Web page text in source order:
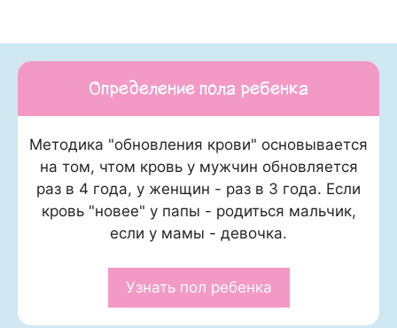
Определение пола ребенка
Методика "обновления крови" основывается
на том, чтом кровь у мужчин обновляется
раз в 4 года, у женщин - раз в 3 года. Если
кровь "новее" у папы - родиться мальчик,
если у мамы - девочка.
Узнать пол ребенка